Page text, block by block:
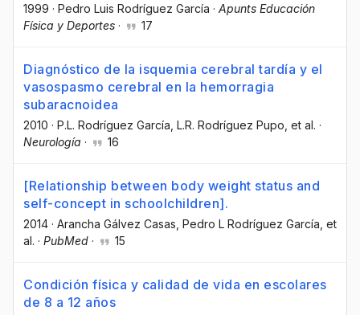
1999 · Pedro Luis Rodríguez García · Apunts Educación
Física y Deportes · 17
Diagnóstico de la isquemia cerebral tardía y el
vasospasmo cerebral en la hemorragia
subaracnoidea
2010 · P.L. Rodríguez García , L.R. Rodríguez Pupo , et al. ·
Neurología · 16
[Relationship between body weight status and
self-concept in schoolchildren].
2014 · Arancha Gálvez Casas , Pedro L Rodríguez García , et
al. · PubMed · 15
Condición física y calidad de vida en escolares
de 8 a 12 años